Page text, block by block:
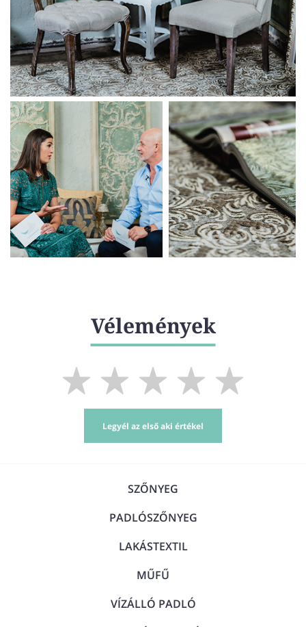
Vélemények
Legyél az első aki értékel
SZŐNYEG
PADLÓSZŐNYEG
LAKÁSTEXTIL
MŰFŰ
VÍZÁLLÓ PADLÓ